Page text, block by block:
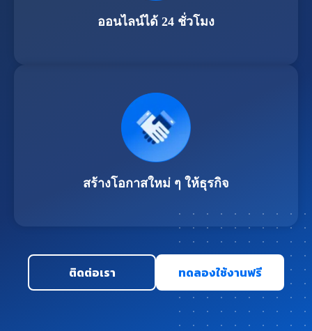
ออนไลน์ได้ 24 ชั่วโมง
สร้างโอกาสใหม่ ๆ ให้ธุรกิจ
ติดต่อเรา ทดลองใช้งานฟรี